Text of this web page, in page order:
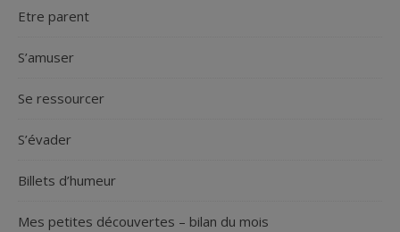
Etre parent
S’amuser
Se ressourcer
S’évader
Billets d’humeur
Mes petites découvertes – bilan du mois